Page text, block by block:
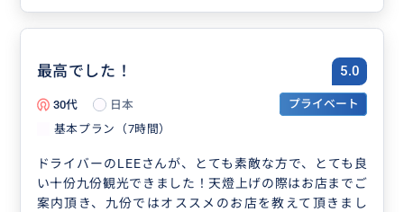
最高でした！ 5.0
30代 日本
プライベート
基本プラン（7時間）
ドライバーのLEEさんが、とても素敵な方で、とても良
い十份九份観光できました！天燈上げの際はお店までご
案内頂き、九份ではオススメのお店を教えて頂きまし